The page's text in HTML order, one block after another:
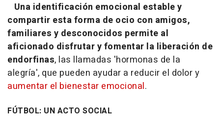
Una identificación emocional estable y
compartir esta forma de ocio con amigos,
familiares y desconocidos permite al
aficionado disfrutar y fomentar la liberación de
endorfinas, las llamadas 'hormonas de la
alegría', que pueden ayudar a reducir el dolor y
aumentar el bienestar emocional.
FÚTBOL: UN ACTO SOCIAL